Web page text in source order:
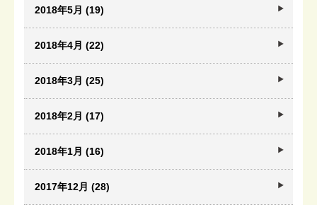
2018年5月 (19)
2018年4月 (22)
2018年3月 (25)
2018年2月 (17)
2018年1月 (16)
2017年12月 (28)